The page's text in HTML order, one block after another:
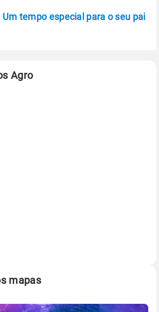
Um tempo especial para o seu pai
Agro
mapas